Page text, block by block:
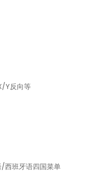
Y反向等
西班牙语四国菜单